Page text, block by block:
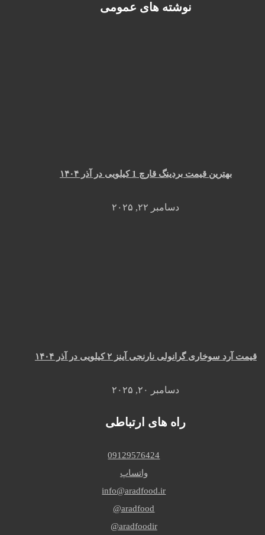
نوشته های عمومی
بهترین قیمت بردینگ قارچ 1 کیلویی در آذر ۱۴۰۴
دسامبر ۲۲, ۲۰۲۵
قیمت آرد سوخاری گرانولی نارنجی آینز ۲ کیلویی در آذر ۱۴۰۴
دسامبر ۲۰, ۲۰۲۵
راه های ارتباطی
09129576424
واتساپ
info@aradfood.ir
aradfood@
aradfoodir@